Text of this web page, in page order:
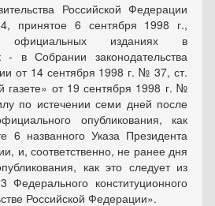
Российской Федерации
6 сентября 1998 г.,
официальных изданиях в
- в Собрании законодательства
от 14 сентября 1998 г. № 37, ст.
газете» от 19 сентября 1998 г. №
по истечении семи дней после
опубликования, как
6 названного Указа Президента
и, соответственно, не ранее дня
как это следует из
Федерального конституционного
Российской Федерации».